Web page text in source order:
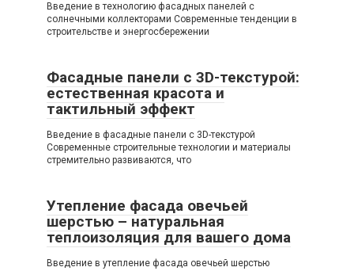
Введение в технологию фасадных панелей с
солнечными коллекторами Современные тенденции в
строительстве и энергосбережении
Фасадные панели с 3D-текстурой:
естественная красота и
тактильный эффект
Введение в фасадные панели с 3D-текстурой
Современные строительные технологии и материалы
стремительно развиваются, что
Утепление фасада овечьей
шерстью – натуральная
теплоизоляция для вашего дома
Введение в утепление фасада овечьей шерстью